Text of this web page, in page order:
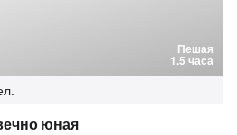
Пешая
1.5 часа
юная